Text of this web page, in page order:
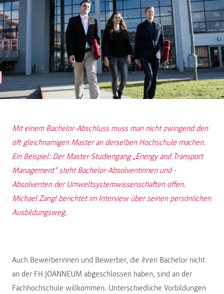
Mit einem Bachelor-Abschluss muss man nicht zwingend den
oft gleichnamigen Master an derselben Hochschule machen.
Ein Beispiel: Der Master-Studiengang „Energy and Transport
Management“ steht Bachelor-Absolventinnen und -
Absolventen der Umweltsystemwissenschaften offen.
Michael Zangl berichtet im Interview über seinen persönlichen
Ausbildungsweg.
Auch Bewerberinnen und Bewerber, die ihren Bachelor nicht
an der FH JOANNEUM abgeschlossen haben, sind an der
Fachhochschule willkommen. Unterschiedliche Vorbildungen